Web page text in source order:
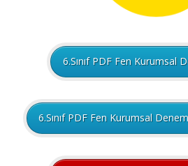
6.Sınıf PDF Fen Kurumsal
6.Sınıf PDF Fen Kurumsal